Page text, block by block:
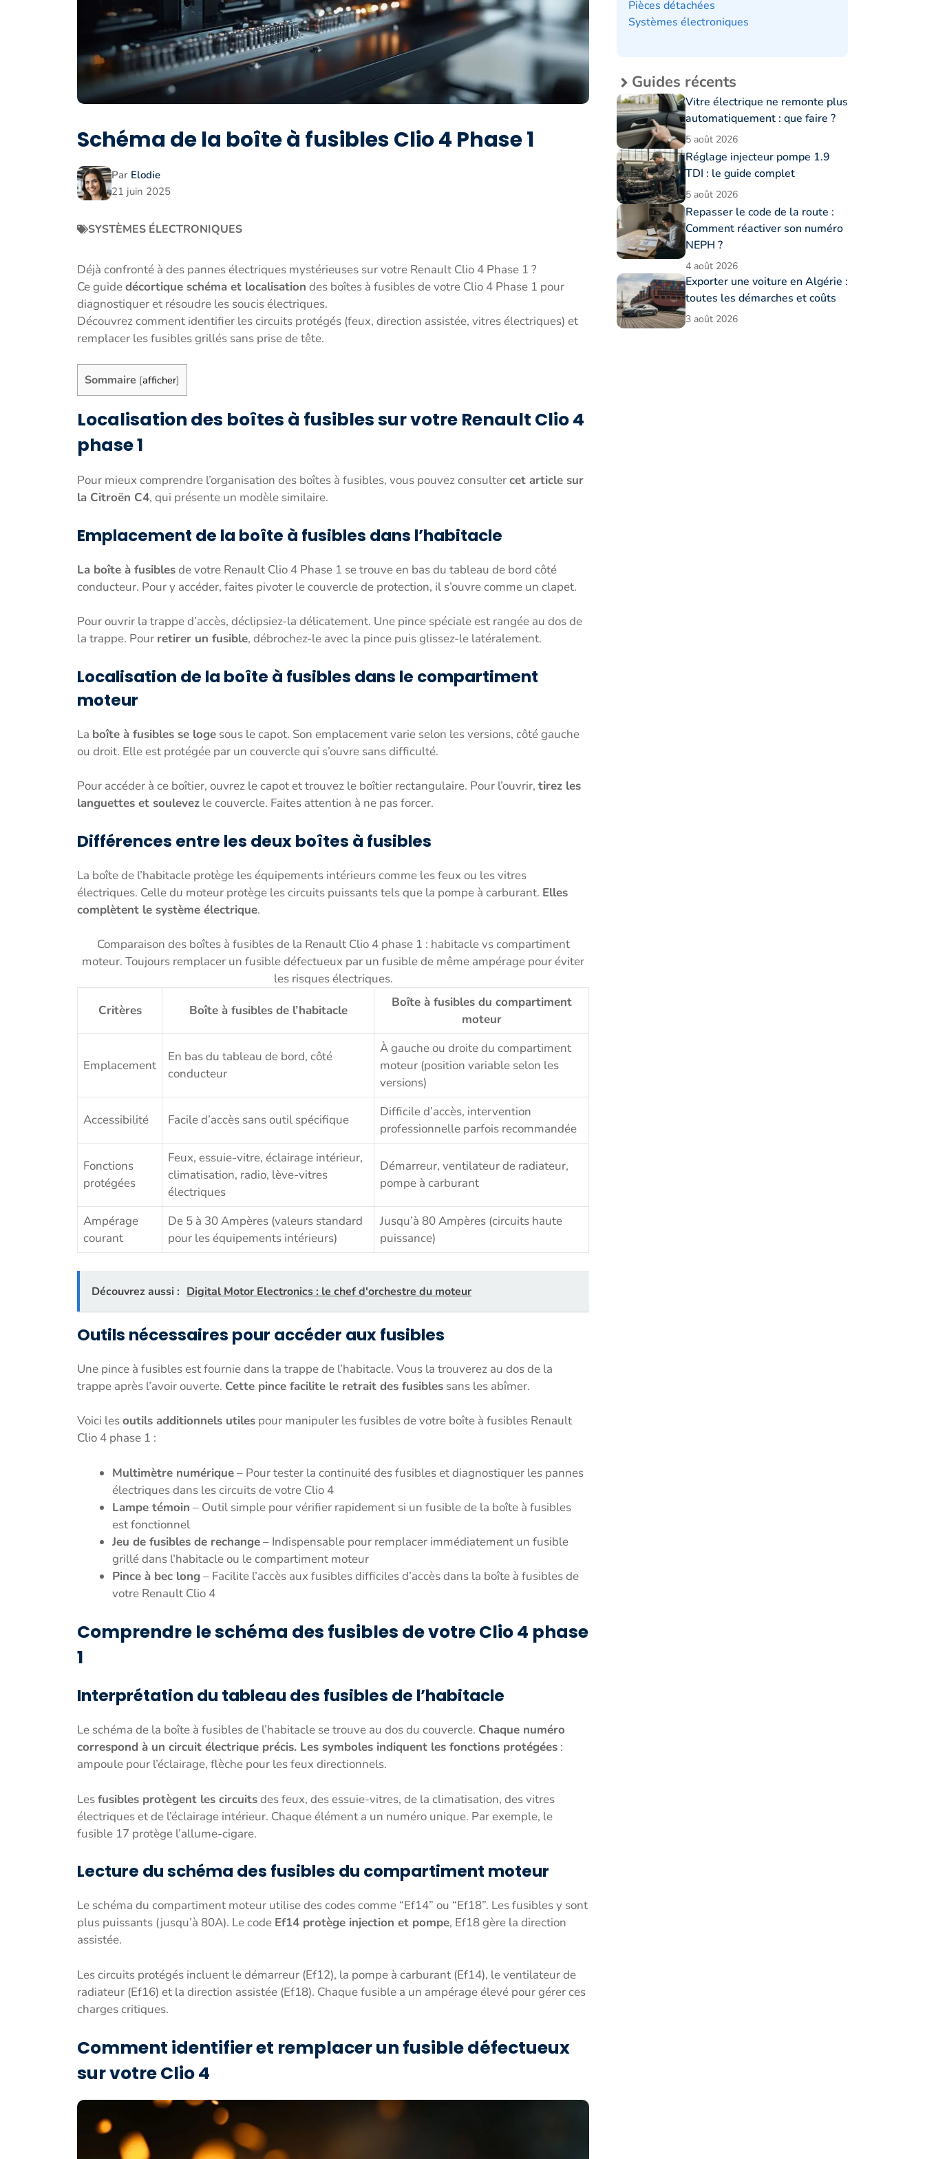
Schéma de la boîte à fusibles Clio 4 Phase 1
Par Elodie
21 juin 2025
SYSTÈMES ÉLECTRONIQUES
Déjà confronté à des pannes électriques mystérieuses sur votre Renault Clio 4 Phase 1 ?
Ce guidedécortique schéma et localisation des boîtes à fusibles de votre Clio 4 Phase 1 pour
diagnostiquer et résoudre les soucis électriques.
Découvrez comment identifier les circuits protégés (feux, direction assistée, vitres électriques) et
remplacer les fusibles grillés sans prise de tête.
Sommaire [afficher]
Localisation des boîtes à fusibles sur votre Renault Clio 4
phase 1
Pour mieux comprendre l’organisation des boîtes à fusibles, vous pouvez consultercet article sur
la Citroën C4, qui présente un modèle similaire.
Emplacement de la boîte à fusibles dans l’habitacle
La boîte à fusiblesde votre Renault Clio 4 Phase 1 se trouve en bas du tableau de bord côté
conducteur. Pour y accéder, faites pivoter le couvercle de protection, il s’ouvre comme un clapet.
Pour ouvrir la trappe d’accès, déclipsiez-la délicatement. Une pince spéciale est rangée au dos de
la trappe. Pour retirer un fusible, débrochez-le avec la pince puis glissez-le latéralement.
Localisation de la boîte à fusibles dans le compartiment
moteur
La boîte à fusibles se loge sous le capot. Son emplacement varie selon les versions, côté gauche
ou droit. Elle est protégée par un couvercle qui s’ouvre sans difficulté.
Pour accéder à ce boîtier, ouvrez le capot et trouvez le boîtier rectangulaire. Pour l’ouvrir, tirez les
languettes et soulevez le couvercle. Faites attention à ne pas forcer.
Différences entre les deux boîtes à fusibles
La boîte de l’habitacle protège les équipements intérieurs comme les feux ou les vitres
électriques. Celle du moteur protège les circuits puissants tels que la pompe à carburant. Elles
complètent le système électrique.
Comparaison des boîtes à fusibles de la Renault Clio 4 phase 1 : habitacle vs compartiment
moteur. Toujours remplacer un fusible défectueux par un fusible de même ampérage pour éviter
les risques électriques.
Critères
Boîte à fusibles de l’habitacle
Boîte à fusibles du compartiment
moteur
Emplacement
En bas du tableau de bord, côté
conducteur
À gauche ou droite du compartiment
moteur (position variable selon les
versions)
Accessibilité Facile d’accès sans outil spécifique
Difficile d’accès, intervention
professionnelle parfois recommandée
Fonctions
protégées
Feux, essuie-vitre, éclairage intérieur,
climatisation, radio, lève-vitres
électriques
Démarreur, ventilateur de radiateur,
pompe à carburant
Ampérage
courant
De 5 à 30 Ampères (valeurs standard
pour les équipements intérieurs)
Jusqu’à 80 Ampères (circuits haute
puissance)
Découvrez aussi : Digital Motor Electronics : le chef d'orchestre du moteur
Outils nécessaires pour accéder aux fusibles
Une pince à fusibles est fournie dans la trappe de l’habitacle. Vous la trouverez au dos de la
trappe après l’avoir ouverte. Cette pince facilite le retrait des fusibles sans les abîmer.
Voici lesoutils additionnels utiles pour manipuler les fusibles de votre boîte à fusibles Renault
Clio 4 phase 1 :
Multimètre numérique– Pour tester la continuité des fusibles et diagnostiquer les pannes
électriques dans les circuits de votre Clio 4
Lampe témoin – Outil simple pour vérifier rapidement si un fusible de la boîte à fusibles
est fonctionnel
Jeu de fusibles de rechange– Indispensable pour remplacer immédiatement un fusible
grillé dans l’habitacle ou le compartiment moteur
Pince à bec long– Facilite l’accès aux fusibles difficiles d’accès dans la boîte à fusibles de
votre Renault Clio 4
Comprendre le schéma des fusibles de votre Clio 4 phase
1
Interprétation du tableau des fusibles de l’habitacle
Le schéma de la boîte à fusibles de l’habitacle se trouve au dos du couvercle. Chaque numéro
correspond à un circuit électrique précis. Les symboles indiquent les fonctions protégées :
ampoule pour l’éclairage, flèche pour les feux directionnels.
Lesfusibles protègent les circuitsdes feux, des essuie-vitres, de la climatisation, des vitres
électriques et de l’éclairage intérieur. Chaque élément a un numéro unique. Par exemple, le
fusible 17 protège l’allume-cigare.
Lecture du schéma des fusibles du compartiment moteur
Le schéma du compartiment moteur utilise des codes comme “Ef14” ou “Ef18”. Les fusibles y sont
plus puissants (jusqu’à 80A). Le code Ef14 protège injection et pompe, Ef18 gère la direction
assistée.
Les circuits protégés incluent le démarreur (Ef12), la pompe à carburant (Ef14), le ventilateur de
radiateur (Ef16) et la direction assistée (Ef18). Chaque fusible a un ampérage élevé pour gérer ces
charges critiques.
Comment identifier et remplacer un fusible défectueux
sur votre Clio 4
Pièces détachées
Systèmes électroniques
Guides récents
Vitre électrique ne remonte plus
automatiquement : que faire ?
5 août 2026
Réglage injecteur pompe 1.9
TDI : le guide complet
5 août 2026
Repasser le code de la route :
Comment réactiver son numéro
NEPH ?
4 août 2026
Exporter une voiture en Algérie :
toutes les démarches et coûts
3 août 2026